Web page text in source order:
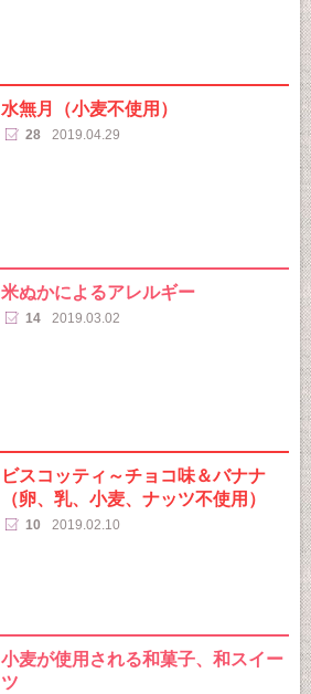
水無月（小麦不使用）
28 2019.04.29
米ぬかによるアレルギー
14 2019.03.02
ビスコッティ～チョコ味＆バナナ
（卵、乳、小麦、ナッツ不使用）
10 2019.02.10
小麦が使用される和菓子、和スイー
ツ